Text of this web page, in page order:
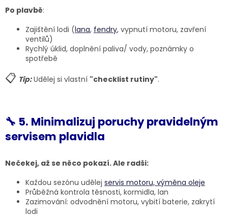
Po plavbě:
Zajištění lodi (lana, fendry, vypnutí motoru, zavření
ventilů)
Rychlý úklid, doplnění paliva/ vody, poznámky o
spotřebě
📋 Tip:Udělej si vlastní "checklist rutiny".
🔧 5. Minimalizuj poruchy pravidelným
servisem plavidla
Nečekej, až se něco pokazí. Ale radši:
Každou sezónu udělej servis motoru, výměna oleje
Průběžná kontrola těsnosti, kormidla, lan
Zazimování: odvodnění motoru, vybití baterie, zakrytí
lodi